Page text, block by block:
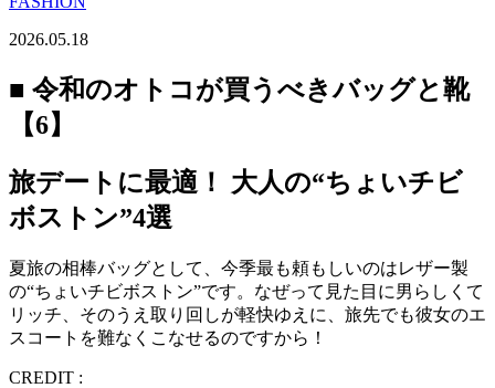
2026.05.18
■ 令和のオトコが買うべきバッグと靴
【6】
旅デートに最適！ 大人の“ちょいチビ
ボストン”4選
夏旅の相棒バッグとして、今季最も頼もしいのはレザー製
の“ちょいチビボストン”です。なぜって見た目に男らしくて
リッチ、そのうえ取り回しが軽快ゆえに、旅先でも彼女のエ
スコートを難なくこなせるのですから！
CREDIT :